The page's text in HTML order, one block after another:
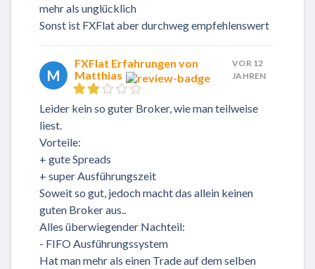
mehr als unglücklich
Sonst ist FXFlat aber durchweg empfehlenswert
M
FXFlat Erfahrungen von
Matthias
VOR 12
JAHREN
Leider kein so guter Broker, wie man teilweise
liest.
Vorteile:
+ gute Spreads
+ super Ausführungszeit
Soweit so gut, jedoch macht das allein keinen
guten Broker aus..
Alles überwiegender Nachteil:
- FIFO Ausführungssystem
Hat man mehr als einen Trade auf dem selben